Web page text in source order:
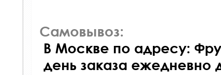
Самовывоз:
В Москве по адресу:
день заказа ежедневно